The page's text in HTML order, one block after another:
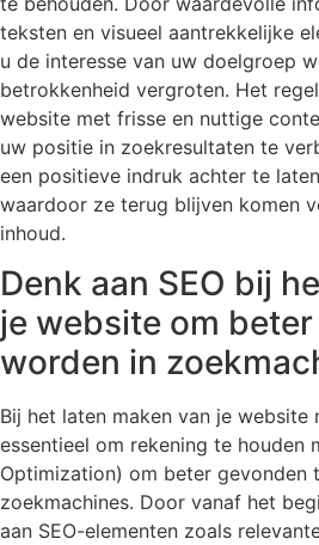
teksten en visueel aantrekkelijke
u de interesse van uw doelgroep
betrokkenheid vergroten. Het
website met frisse en nuttige
uw positie in zoekresultaten te
een positieve indruk achter te
waardoor ze terug blijven komen
inhoud.
Denk aan SEO bij
je website om
worden in
Bij het laten maken van je website
essentieel om rekening te houden
Optimization) om beter gevonden
zoekmachines. Door vanaf het
aan SEO-elementen zoals